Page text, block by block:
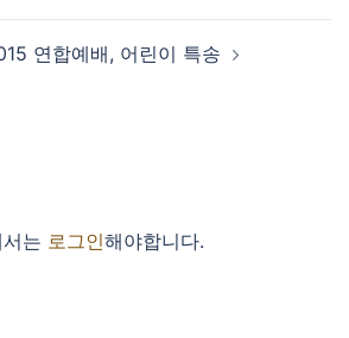
연합예배, 어린이 특송
는 로그인해야합니다.